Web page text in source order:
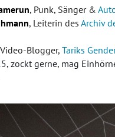
, Punk, Sänger &
, Leiterin des Archiv
Blogger, Tariks
zockt gerne, mag